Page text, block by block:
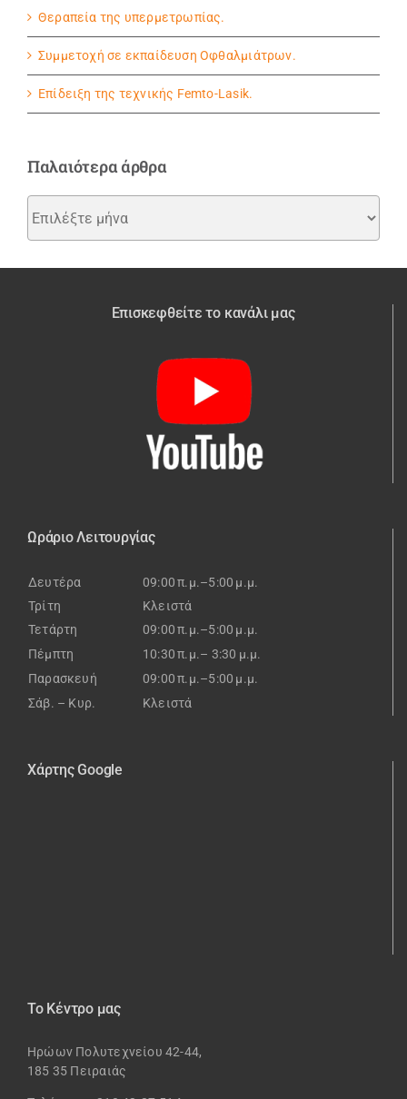
Θεραπεία της υπερμετρωπίας.
Συμμετοχή σε εκπαίδευση Οφθαλμιάτρων.
Eπίδειξη της τεχνικής Femto-Lasik.
Παλαιότερα άρθρα
άρθρα
Επισκεφθείτε το κανάλι μας
Ωράριο Λειτουργίας
Δευτέρα
09:00 π.μ.–5:00 μ.μ.
Τρίτη
Κλειστά
Τετάρτη
09:00 π.μ.–5:00 μ.μ.
Πέμπτη
10:30 π.μ.– 3:30 μ.μ.
Παρασκευή
09:00 π.μ.–5:00 μ.μ.
Σάβ. – Κυρ.
Κλειστά
Χάρτης Google
Το Κέντρο μας
Ηρώων Πολυτεχνείου 42-44,
185 35 Πειραιάς